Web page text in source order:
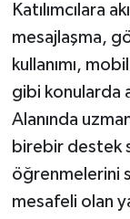
Katılımcılara
mesajlaşma,
kullanımı,
gibi konularda
Alanında
birebir destek
öğrenmelerini
mesafeli olan